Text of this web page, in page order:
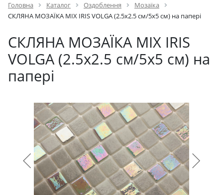
Головна Каталог Оздоблення
Мозаїка
СКЛЯНА МОЗАЇКА MIX IRIS VOLGA (2.5x2.5 см/5х5 см) на папері
СКЛЯНА МОЗАЇКА MIX IRIS
VOLGA (2.5x2.5 см/5х5 см) на
папері